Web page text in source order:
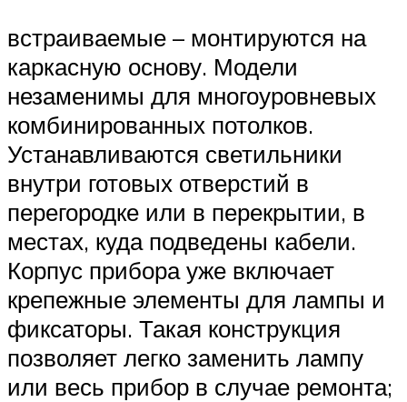
встраиваемые – монтируются на
каркасную основу. Модели
незаменимы для многоуровневых
комбинированных потолков.
Устанавливаются светильники
внутри готовых отверстий в
перегородке или в перекрытии, в
местах, куда подведены кабели.
Корпус прибора уже включает
крепежные элементы для лампы и
фиксаторы. Такая конструкция
позволяет легко заменить лампу
или весь прибор в случае ремонта;